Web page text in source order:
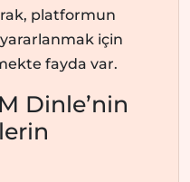
platformun
için
fayda var.
Dinle’nin